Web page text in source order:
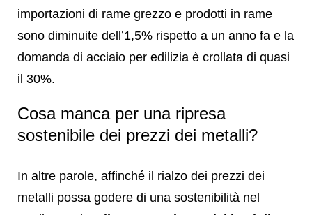
importazioni di rame grezzo e prodotti in rame
sono diminuite dell’1,5% rispetto a un anno fa e la
domanda di acciaio per edilizia è crollata di quasi
il 30%.
Cosa manca per una ripresa
sostenibile dei prezzi dei metalli?
In altre parole, affinché il rialzo dei prezzi dei
metalli possa godere di una sostenibilità nel